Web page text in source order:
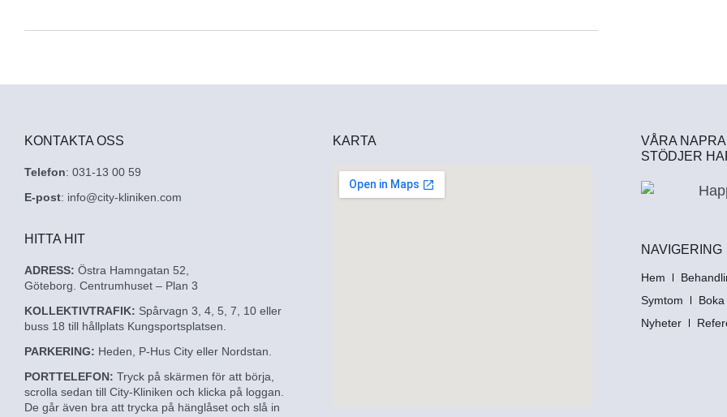
KONTAKTA OSS
Telefon: 031-13 00 59
E-post: info@city-kliniken.com
HITTA HIT
ADRESS: Östra Hamngatan 52,
Göteborg. Centrumhuset – Plan 3
KOLLEKTIVTRAFIK: Spårvagn 3, 4, 5, 7, 10 eller
buss 18 till hållplats Kungsportsplatsen.
PARKERING: Heden, P-Hus City eller Nordstan.
PORTTELEFON: Tryck på skärmen för att börja,
scrolla sedan till City-Kliniken och klicka på loggan.
De går även bra att trycka på hänglåset och slå in
KARTA
VÅRA
STÖDJER
NAVIGERING
Hem
Symtom
Nyheter